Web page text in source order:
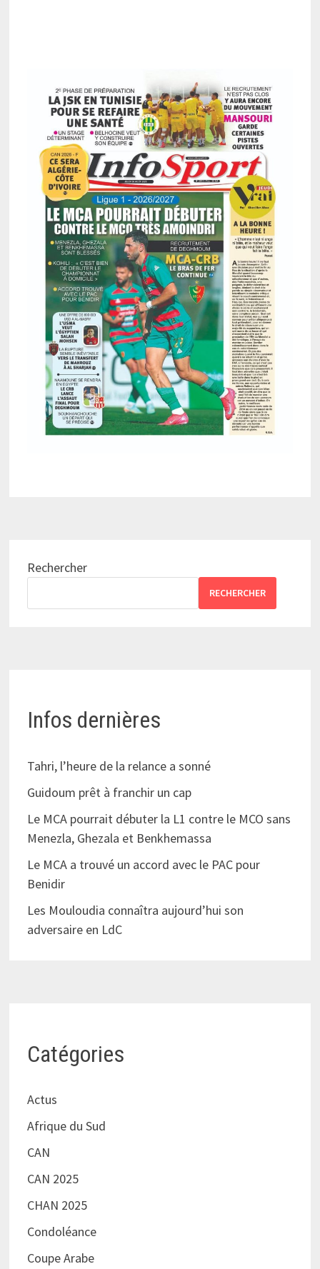
Rechercher
RECHERCHER
Infos dernières
Tahri, l’heure de la relance a sonné
Guidoum prêt à franchir un cap
Le MCA pourrait débuter la L1 contre le MCO sans
Menezla, Ghezala et Benkhemassa
Le MCA a trouvé un accord avec le PAC pour
Benidir
Les Mouloudia connaîtra aujourd’hui son
adversaire en LdC
Catégories
Actus
Afrique du Sud
CAN
CAN 2025
CHAN 2025
Condoléance
Coupe Arabe